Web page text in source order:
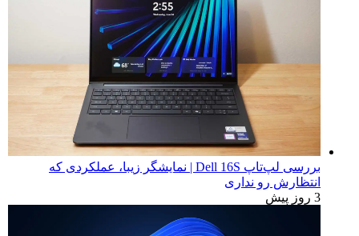
بررسی لپ‌تاپ Dell 16S | نمایشگر زیبا، عملکردی که
انتظارش رو نداری
3 روز پیش